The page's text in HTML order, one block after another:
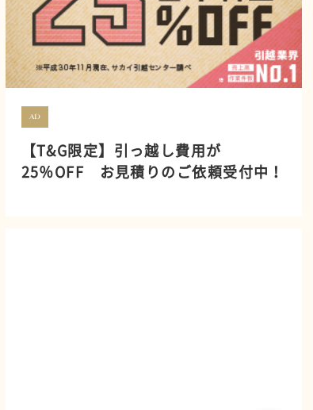
AD
【T&G限定】引っ越し費用が
25％OFF お見積りのご依頼受付中！